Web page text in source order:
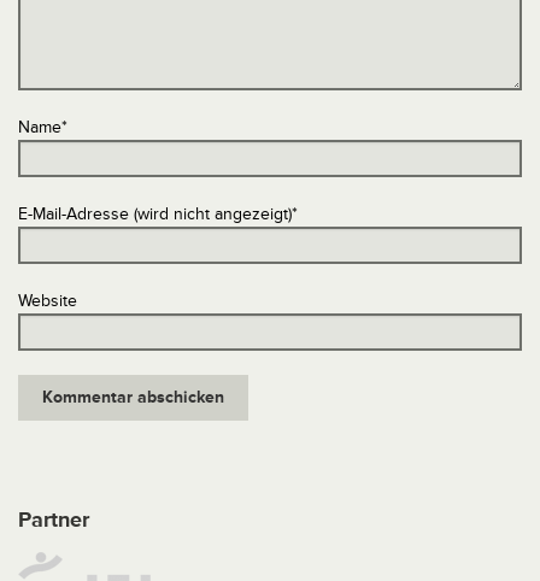
Name*
E-Mail-Adresse (wird nicht angezeigt)*
Website
Partner